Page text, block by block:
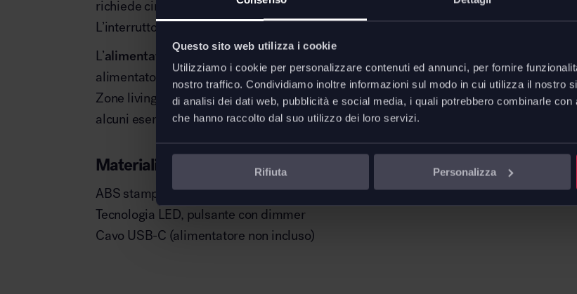
Questo sito web utilizza i cookie
Utilizziamo i cookie per personalizzare contenuti ed annunci, per fornire
nostro traffico. Condividiamo inoltre informazioni sul modo in cui utilizza il nostro
di analisi dei dati web, pubblicità e social media, i quali potrebbero combinarle
che hanno raccolto dal suo utilizzo dei loro servizi.
Rifiuta Personalizza
richiede circa 4 ore.
L’interruttore è touch con funzione dimmer.
L’alimentatore non è incluso
alimentatori plug-in con uscita minima USB 5V 1Amp.
Zone living, spazihospitality ,aree loungeearee relaxsono solo
alcuni esempi di possibili destinazioni d’uso.
Materiali
ABS stampato ad iniezione
Tecnologia LED, pulsante con dimmer
Cavo USB-C (alimentatore non incluso)